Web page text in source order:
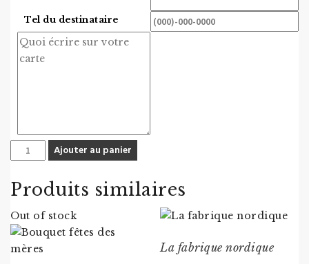
Tel du destinataire
quantité
de
Certificat
cadeau
75$
Ajouter au panier
Produits similaires
Out of stock
La fabrique nordique